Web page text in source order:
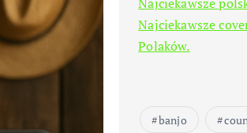
Najciekawsze
Polaków.
banjo